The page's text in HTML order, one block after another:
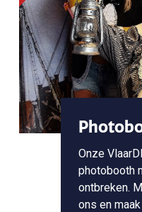
Onze
photobooth
ontbreken.
ons en